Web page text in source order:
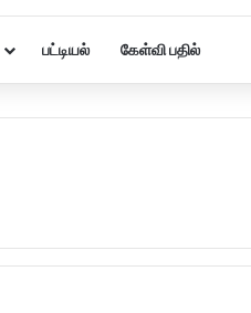
பட்டியல் கேள்வி பதில்